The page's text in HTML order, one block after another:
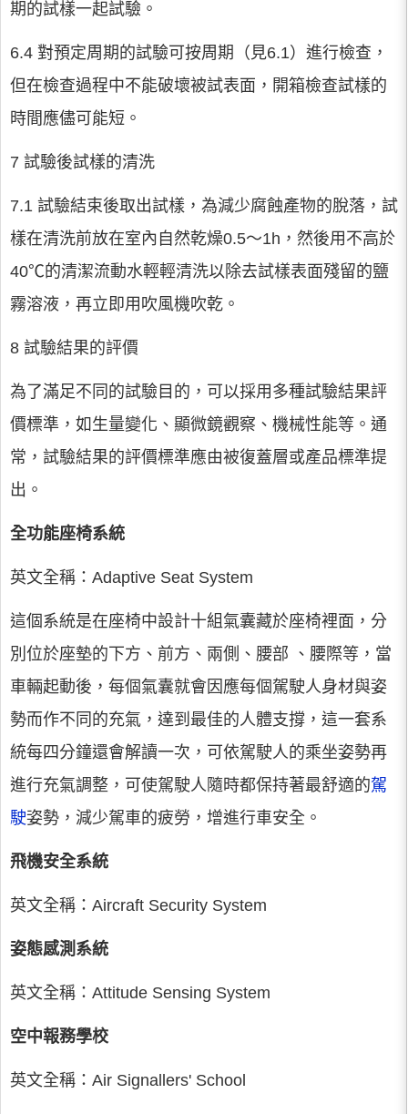
期的試樣一起試驗。
6.4 對預定周期的試驗可按周期（見6.1）進行檢查，
但在檢查過程中不能破壞被試表面，開箱檢查試樣的
時間應儘可能短。
7 試驗後試樣的清洗
7.1 試驗結束後取出試樣，為減少腐蝕產物的脫落，試
樣在清洗前放在室內自然乾燥0.5～1h，然後用不高於
40℃的清潔流動水輕輕清洗以除去試樣表面殘留的鹽
霧溶液，再立即用吹風機吹乾。
8 試驗結果的評價
為了滿足不同的試驗目的，可以採用多種試驗結果評
價標準，如生量變化、顯微鏡觀察、機械性能等。通
常，試驗結果的評價標準應由被復蓋層或產品標準提
出。
全功能座椅系統
英文全稱：Adaptive Seat System
這個系統是在座椅中設計十組氣囊藏於座椅裡面，分
別位於座墊的下方、前方、兩側、腰部 、腰際等，當
車輛起動後，每個氣囊就會因應每個駕駛人身材與姿
勢而作不同的充氣，達到最佳的人體支撐，這一套系
統每四分鐘還會解讀一次，可依駕駛人的乘坐姿勢再
進行充氣調整，可使駕駛人隨時都保持著最舒適的駕
駛姿勢，減少駕車的疲勞，增進行車安全。
飛機安全系統
英文全稱：Aircraft Security System
姿態感測系統
英文全稱：Attitude Sensing System
空中報務學校
英文全稱：Air Signallers' School